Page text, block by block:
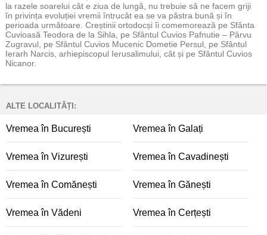
la razele soarelui cât e ziua de lungă, nu trebuie să ne facem griji
în privința evoluției vremii întrucât ea se va păstra bună și în
perioada următoare. Creștinii ortodocși îi comemorează pe Sfânta
Cuvioasă Teodora de la Sihla, pe Sfântul Cuvios Pafnutie – Pârvu
Zugravul, pe Sfântul Cuvios Mucenic Dometie Persul, pe Sfântul
Ierarh Narcis, arhiepiscopul Ierusalimului, cât și pe Sfântul Cuvios
Nicanor.
ALTE LOCALITĂȚI:
Vremea în București Vremea în Galați
Vremea în Vizurești Vremea în Cavadinești
Vremea în Comănești Vremea în Gănești
Vremea în Vădeni Vremea în Cerțești